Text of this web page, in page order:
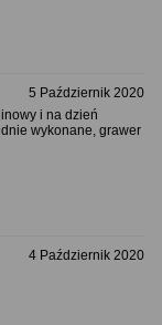
5 Październik 2020
i na dzień
wykonane, grawer
4 Październik 2020